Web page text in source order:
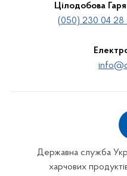
Цілодобова
(050) 230 04 28
Державна служба
харчових